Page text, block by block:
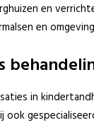
en
en
in
ook